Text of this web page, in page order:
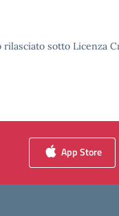
sotto Licenza
App Store